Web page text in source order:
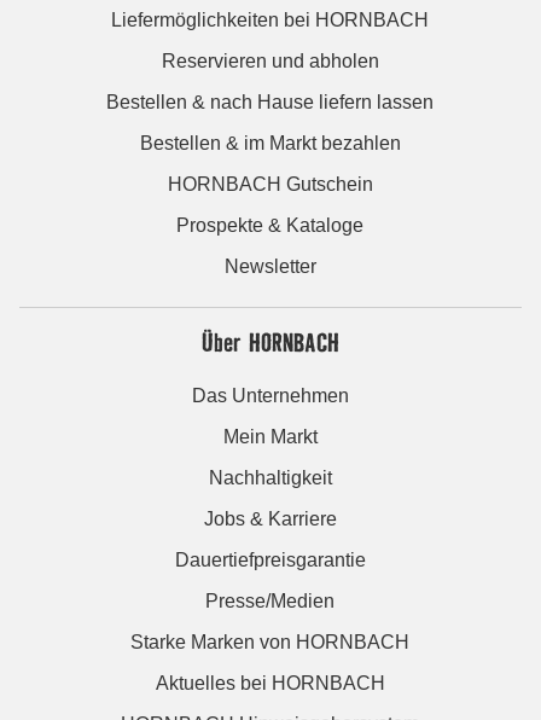
Liefermöglichkeiten bei HORNBACH
Reservieren und abholen
Bestellen & nach Hause liefern lassen
Bestellen & im Markt bezahlen
HORNBACH Gutschein
Prospekte & Kataloge
Newsletter
Über HORNBACH
Das Unternehmen
Mein Markt
Nachhaltigkeit
Jobs & Karriere
Dauertiefpreisgarantie
Presse/Medien
Starke Marken von HORNBACH
Aktuelles bei HORNBACH